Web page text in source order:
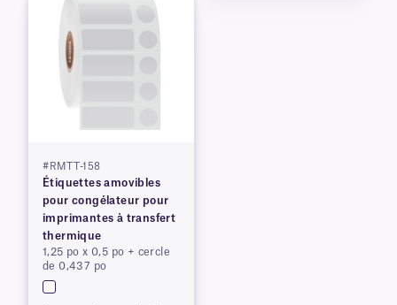
#RMTT-158
Étiquettes amovibles
pour congélateur pour
imprimantes à transfert
thermique
1,25 po x 0,5 po + cercle
de 0,437 po